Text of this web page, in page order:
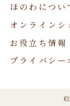
ほのわについ
オンラインシ
お役立ち情報
プライバシー